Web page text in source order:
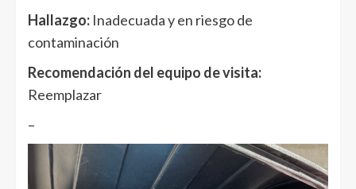
Hallazgo: Inadecuada y en riesgo de
contaminación
Recomendación del equipo de visita:
Reemplazar
–